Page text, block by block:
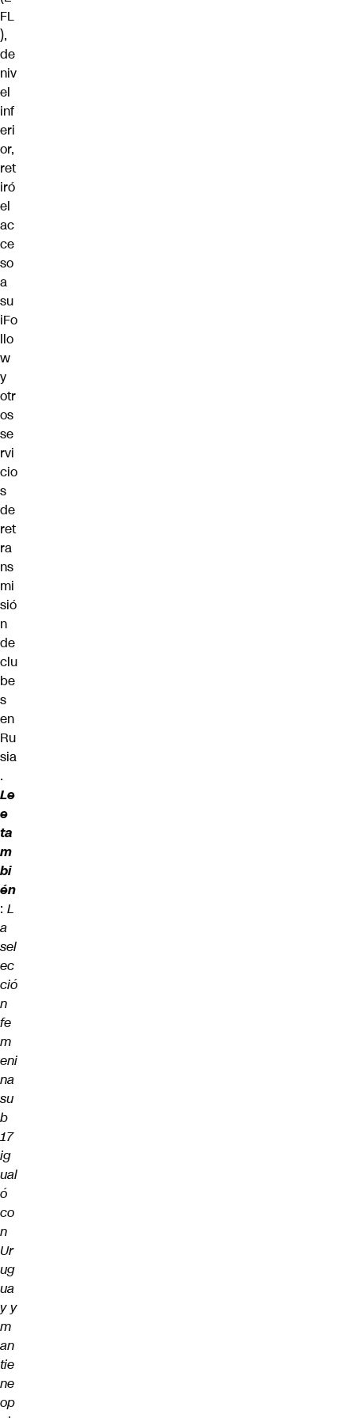
FL
),
de
niv
el
inf
eri
or,
ret
iró
el
ac
ce
so
a
su
iFo
llo
w
y
otr
os
se
rvi
cio
s
de
ret
ra
ns
mi
sió
n
de
clu
be
s
en
Ru
sia
.
Le
e
ta
m
bi
én
: L
a
sel
ec
ció
n
fe
m
eni
na
su
b
17
ig
ual
ó
co
n
Ur
ug
ua
y y
m
an
tie
ne
op